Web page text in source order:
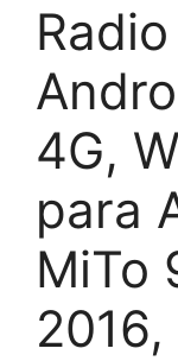
4G,
para
MiTo